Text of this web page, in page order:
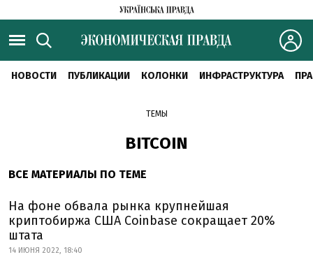
НОВОСТИ ПУБЛИКАЦИИ КОЛОНКИ ИНФРАСТРУКТУРА
ТЕМЫ
BITCOIN
ВСЕ МАТЕРИАЛЫ ПО ТЕМЕ
На фоне обвала рынка крупнейшая
криптобиржа США Coinbase сокращает 20%
штата
14 ИЮНЯ 2022, 18:40